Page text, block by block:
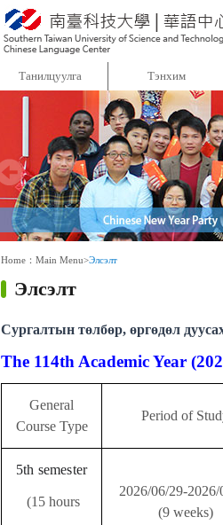
Танилцуулга Тэнхим
Home： Main Menu>Элсэлт
Элсэлт
Сургалтын төлбөр, өргөдөл
The 114th Academic Year
General
Course Type
Period of
5th semester
(15 hours
2026/06/29-2026/
(9 weeks)